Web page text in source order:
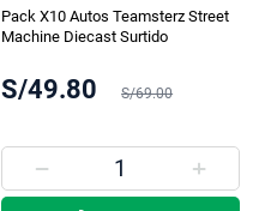
Pack X10 Autos Teamsterz Street
Machine Diecast Surtido
S/49.80 S/69.00